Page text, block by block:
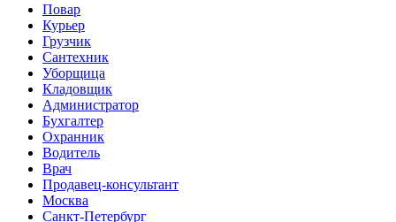
Повар
Курьер
Грузчик
Сантехник
Уборщица
Кладовщик
Администратор
Бухгалтер
Охранник
Водитель
Врач
Продавец-консультант
Москва
Санкт-Петербург